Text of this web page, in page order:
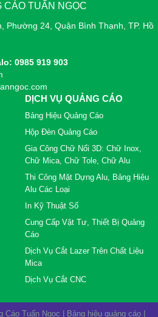
CÁO TUẤN NGỌC
Phường 24, Quận Bình Thạnh, TP. Hồ
0985 919 903
DỊCH VỤ QUẢNG CÁO
Bảng Hiệu Quảng Cáo
Hộp Đèn Quảng Cáo
Gia Công Chữ Nổi 3D: Chữ Inox,
Chữ Mica, Chữ Tole, Chữ Alu
Thi Công Mặt Dựng Alu, Bảng Hiệu
Alu Các Loại
In Kỹ Thuật Số
Cung Cấp Vật Tư, Thiết Bị Quảng
Cáo
Dịch Vụ Cắt Lazer Trên Chất Liệu
Mica
Dịch Vụ Cắt CNC
Cáo Tuấn Ngọc | Bảng hiệu quảng cáo |